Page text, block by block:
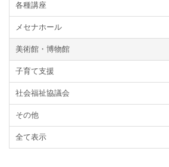
各種講座
メセナホール
美術館・博物館
子育て支援
社会福祉協議会
その他
全て表示